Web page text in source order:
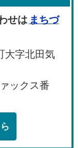
せは まちづ
字北田気
ックス番